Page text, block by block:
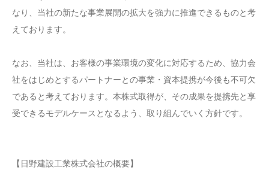
なり、当社の新たな事業展開の拡大を強力に推進できるものと考
えております。
なお、当社は、お客様の事業環境の変化に対応するため、協力会
社をはじめとするパートナーとの事業・資本提携が今後も不可欠
であると考えております。本株式取得が、その成果を提携先と享
受できるモデルケースとなるよう、取り組んでいく方針です。
【日野建設工業株式会社の概要】